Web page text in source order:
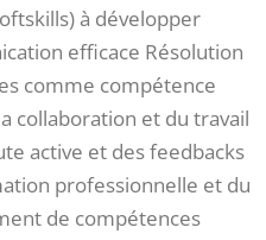
à développer
efficace Résolution
comme compétence
collaboration et du travail
active et des feedbacks
professionnelle et du
de compétences